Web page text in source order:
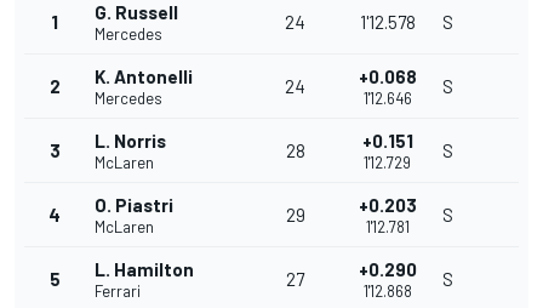
1 G. Russell
Mercedes
24 1'12.578 S
2 K. Antonelli
Mercedes
24 +0.068
1'12.646
S
3 L. Norris
McLaren
28 +0.151
1'12.729
S
4 O. Piastri
McLaren
29 +0.203
1'12.781
S
5 L. Hamilton
Ferrari
27 +0.290
1'12.868
S